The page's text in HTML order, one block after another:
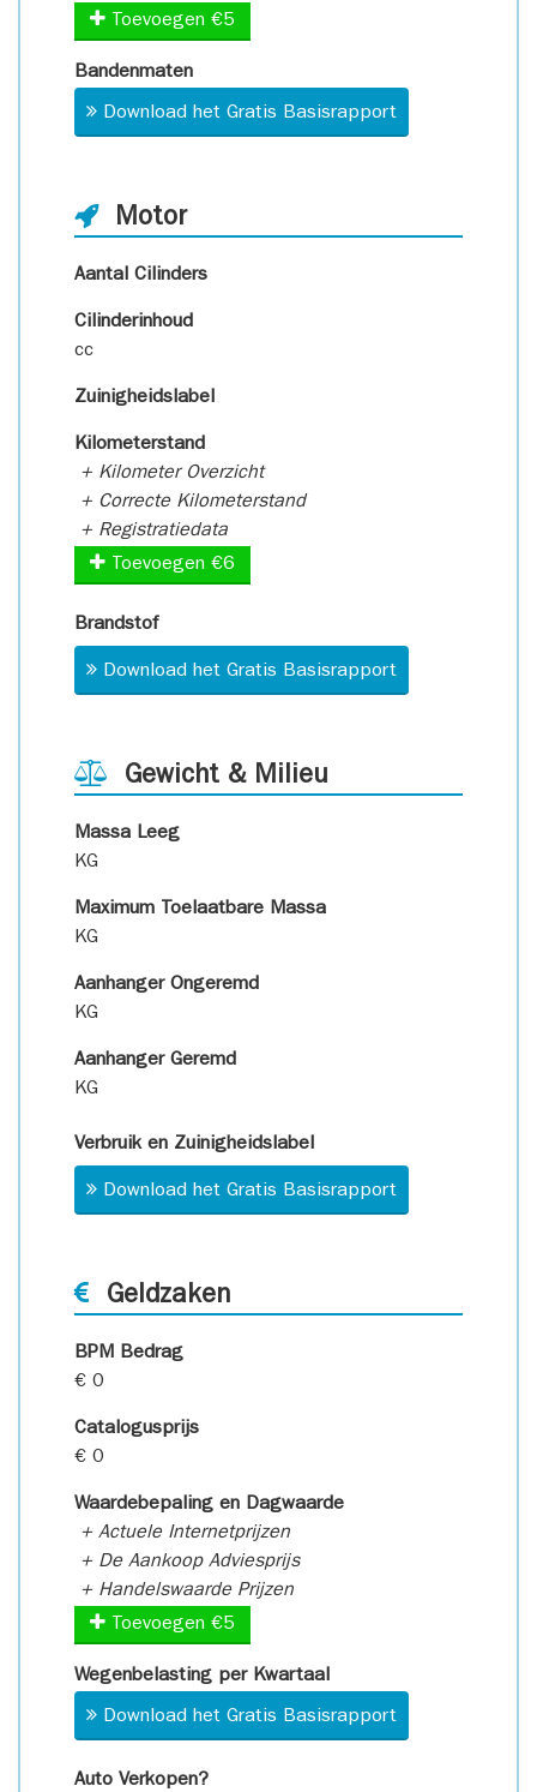
Toevoegen €5
Bandenmaten
Download het Gratis Basisrapport
Motor
Aantal Cilinders
Cilinderinhoud
cc
Zuinigheidslabel
Kilometerstand
+ Kilometer Overzicht
+ Correcte Kilometerstand
+ Registratiedata
Toevoegen €6
Brandstof
Download het Gratis Basisrapport
Gewicht & Milieu
Massa Leeg
KG
Maximum Toelaatbare Massa
KG
Aanhanger Ongeremd
KG
Aanhanger Geremd
KG
Verbruik en Zuinigheidslabel
Download het Gratis Basisrapport
Geldzaken
BPM Bedrag
€ 0
Catalogusprijs
€ 0
Waardebepaling en Dagwaarde
+ Actuele Internetprijzen
+ De Aankoop Adviesprijs
+ Handelswaarde Prijzen
Toevoegen €5
Wegenbelasting per Kwartaal
Download het Gratis Basisrapport
Auto Verkopen?